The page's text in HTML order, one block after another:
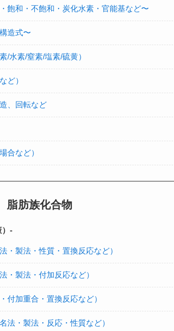
飽和・不飽和・炭化水素・官能基など〜
造式〜
/水素/窒素/塩素/硫黄）
ど）
、回転など
合など）
脂肪族化合物
）-
・製法・性質・置換反応など）
・製法・付加反応など）
付加重合・置換反応など）
法・製法・反応・性質など）